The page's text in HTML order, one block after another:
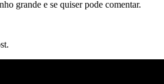
grande e se quiser pode comentar.